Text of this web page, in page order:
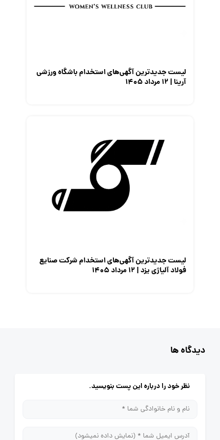
لیست جدیدترین آگهی‌های استخدام باشگاه ورزشی
آرینا | ۱۲ مرداد ۱۴۰۵
لیست جدیدترین آگهی‌های استخدام شرکت صنایع
فولاد آلیاژی یزد | ۱۲ مرداد ۱۴۰۵
دیدگاه ها
نظر خود را درباره این پست بنویسید.